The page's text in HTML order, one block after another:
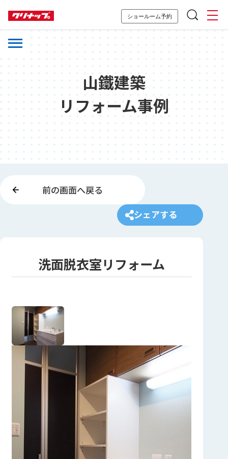
ショールーム予約
山鐵建築
リフォーム事例
前の画面へ戻る
シェアする
洗面脱衣室リフォーム